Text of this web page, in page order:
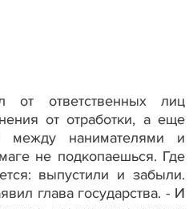
от ответственных лиц
от отработки, а еще
между нанимателями и
не подкопаешься. Где
выпустили и забыли.
глава государства. - И